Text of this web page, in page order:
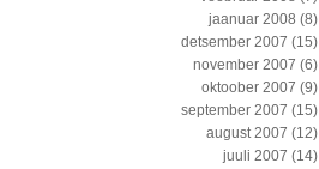
jaanuar 2008 (8)
detsember 2007 (15)
november 2007 (6)
oktoober 2007 (9)
september 2007 (15)
august 2007 (12)
juuli 2007 (14)